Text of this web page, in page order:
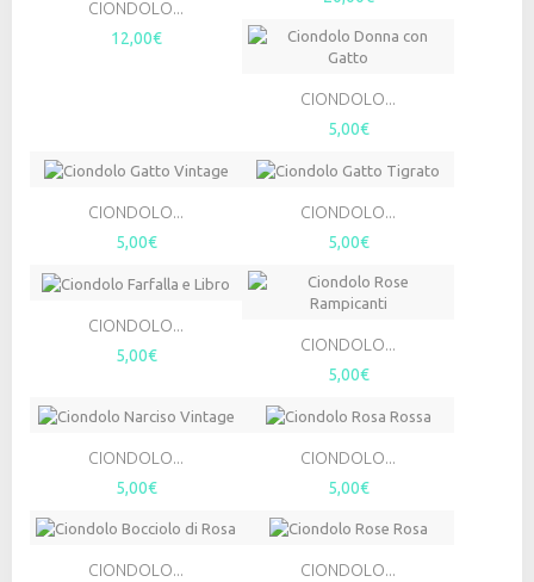
CIONDOLO...
12,00€
CIONDOLO...
5,00€
CIONDOLO...
5,00€
CIONDOLO...
5,00€
CIONDOLO...
5,00€
CIONDOLO...
5,00€
CIONDOLO...
5,00€
CIONDOLO...
5,00€
CIONDOLO...
CIONDOLO...